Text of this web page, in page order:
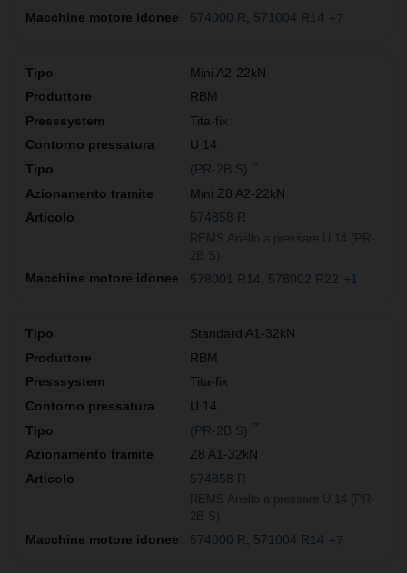
574000 R 571004 R14 +7
Mini A2-22kN
RBM
Tita-fix
U 14
(PR-2B S)
Mini Z8 A2-22kN
574858 R
578001 R14 578002 R22 +1
Standard A1-32kN
RBM
Tita-fix
U 14
(PR-2B S)
Z8 A1-32kN
574858 R
574000 R 571004 R14 +7